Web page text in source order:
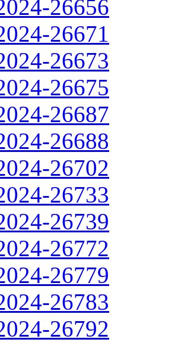
26656
26671
26673
26675
26687
26688
26702
26733
26739
26772
26779
26783
26792